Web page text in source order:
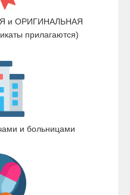
и ОРИГИНАЛЬНАЯ
прилагаются)
и больницами